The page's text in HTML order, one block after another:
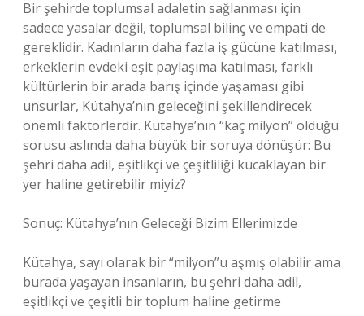
Bir şehirde toplumsal adaletin sağlanması için
sadece yasalar değil, toplumsal bilinç ve empati de
gereklidir. Kadınların daha fazla iş gücüne katılması,
erkeklerin evdeki eşit paylaşıma katılması, farklı
kültürlerin bir arada barış içinde yaşaması gibi
unsurlar, Kütahya’nın geleceğini şekillendirecek
önemli faktörlerdir. Kütahya’nın “kaç milyon” olduğu
sorusu aslında daha büyük bir soruya dönüşür: Bu
şehri daha adil, eşitlikçi ve çeşitliliği kucaklayan bir
yer haline getirebilir miyiz?
Sonuç: Kütahya’nın Geleceği Bizim Ellerimizde
Kütahya, sayı olarak bir “milyon”u aşmış olabilir ama
burada yaşayan insanların, bu şehri daha adil,
eşitlikçi ve çeşitli bir toplum haline getirme